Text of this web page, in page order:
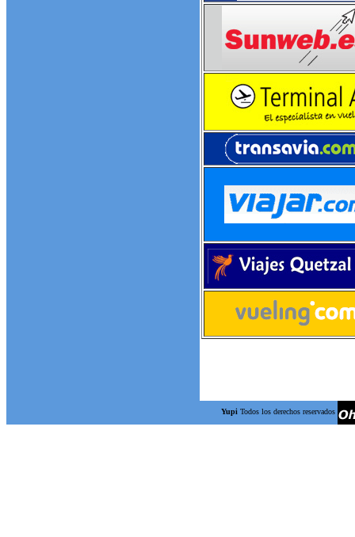
Yupi Todos los derechos reservados